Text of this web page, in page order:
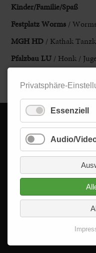
Kinder/Familie/Spaß
Festplatz Worms /
MGH HD / Kathak
Pfalzbau LU / Honk /
Alle
Privatsphäre-
Essenziell
Audio/